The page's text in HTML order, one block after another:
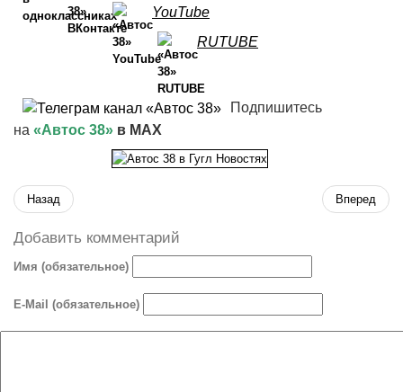
YouTube
RUTUBE
Подпишитесь
на «Автос 38» в MAX
Назад Вперед
Добавить комментарий
Имя (обязательное)
E-Mail (обязательное)